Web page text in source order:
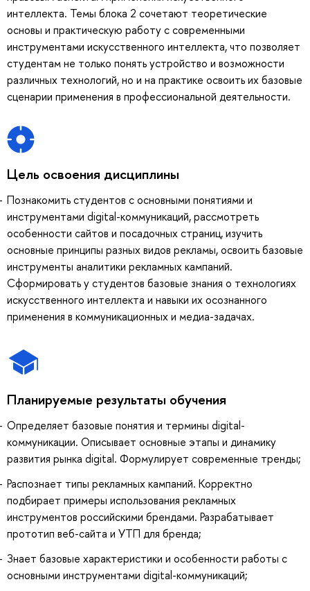
интеллекта. Темы блока 2 сочетают теоретические
основы и практическую работу с современными
инструментами искусственного интеллекта, что позволяет
студентам не только понять устройство и возможности
различных технологий, но и на практике освоить их базовые
сценарии применения в профессиональной деятельности.
Цель освоения дисциплины
Познакомить студентов с основными понятиями и
инструментами digital-коммуникаций, рассмотреть
особенности сайтов и посадочных страниц, изучить
основные принципы разных видов рекламы, освоить базовые
инструменты аналитики рекламных кампаний.
Сформировать у студентов базовые знания о технологиях
искусственного интеллекта и навыки их осознанного
применения в коммуникационных и медиа-задачах.
Планируемые результаты обучения
Определяет базовые понятия и термины digital-
коммуникации. Описывает основные этапы и динамику
развития рынка digital. Формулирует современные тренды;
Распознает типы рекламных кампаний. Корректно
подбирает примеры использования рекламных
инструментов российскими брендами. Разрабатывает
прототип веб-сайта и УТП для бренда;
Знает базовые характеристики и особенности работы с
основными инструментами digital-коммуникаций;